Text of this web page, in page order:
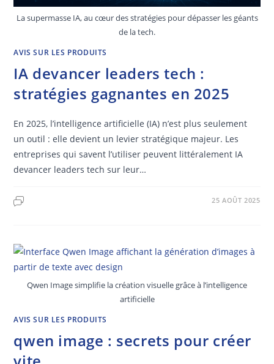
La supermasse IA, au cœur des stratégies pour dépasser les géants
de la tech.
AVIS SUR LES PRODUITS
IA devancer leaders tech :
stratégies gagnantes en 2025
En 2025, l’intelligence artificielle (IA) n’est plus seulement
un outil : elle devient un levier stratégique majeur. Les
entreprises qui savent l’utiliser peuvent littéralement IA
devancer leaders tech sur leur…
25 AOÛT 2025
Qwen Image simplifie la création visuelle grâce à l’intelligence
artificielle
AVIS SUR LES PRODUITS
qwen image : secrets pour créer